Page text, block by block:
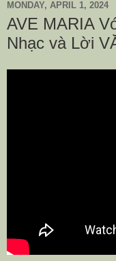
MONDAY, APRIL 1, 2024
AVE MARIA
Nhạc và Lời